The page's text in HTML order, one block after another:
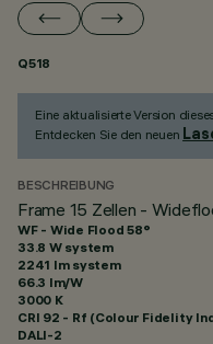
Q518
Eine aktualisierte Version
Entdecken Sie den neuen
BESCHREIBUNG
Frame 15 Zellen -
WF - Wide Flood 58°
33.8 W system
2241 lm system
66.3 lm/W
3000 K
CRI 92 - Rf (Colour Fidelity
DALI-2